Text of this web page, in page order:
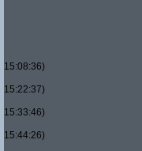
15:08:36)
15:22:37)
15:33:46)
15:44:26)